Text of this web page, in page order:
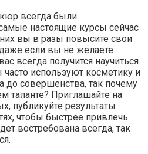
всегда были
настоящие курсы сейчас
вы в разы повысите свои
если вы не желаете
всегда получится научиться
используют косметику и
до совершенства, так почему
таланте? Приглашайте на
публикуйте результаты
чтобы быстрее привлечь
востребована всегда, так